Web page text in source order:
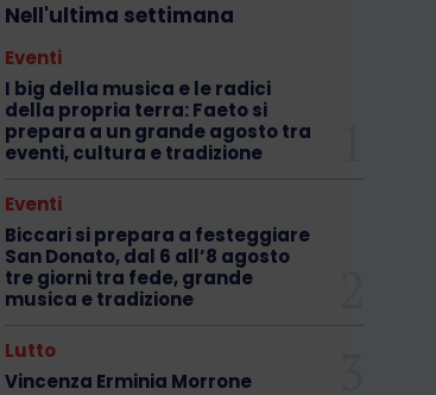
Nell'ultima settimana
Eventi
I big della musica e le radici
della propria terra: Faeto si
prepara a un grande agosto tra
eventi, cultura e tradizione
Eventi
Biccari si prepara a festeggiare
San Donato, dal 6 all’8 agosto
tre giorni tra fede, grande
musica e tradizione
Lutto
Vincenza Erminia Morrone